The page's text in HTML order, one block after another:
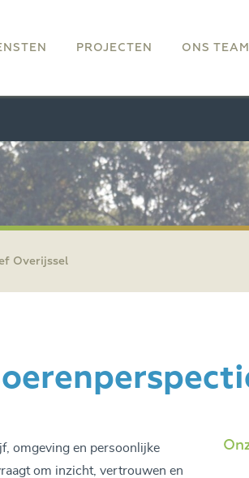
PROJECTEN ONS TEAM
Overijssel
omgeving en persoonlijke
om inzicht, vertrouwen en